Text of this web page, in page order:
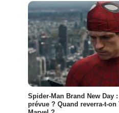
Spider-Man Brand New Day
prévue ? Quand reverra-t-